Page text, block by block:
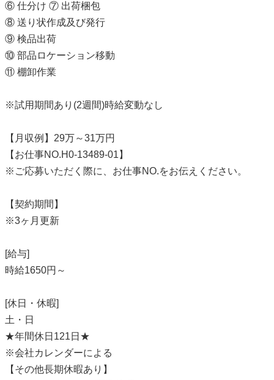
⑥ 仕分け ⑦ 出荷梱包
⑧ 送り状作成及び発行
⑨ 検品出荷
⑩ 部品ロケーション移動
⑪ 棚卸作業
※試用期間あり(2週間)時給変動なし
【月収例】29万～31万円
【お仕事NO.H0-13489-01】
※ご応募いただく際に、お仕事NO.をお伝えください。
【契約期間】
※3ヶ月更新
[給与]
時給1650円～
[休日・休暇]
土・日
★年間休日121日★
※会社カレンダーによる
【その他長期休暇あり】